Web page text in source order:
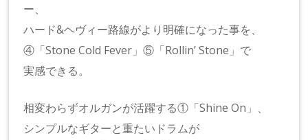
ー、
ハード&ヘヴィー路線がより明確になった事を、
④「Stone Cold Fever」⑤「Rollin’ Stone」で
実感できる。
相変わらずオルガンが活躍する①「Shine On」、
シンプルなギターと重たいドラムが